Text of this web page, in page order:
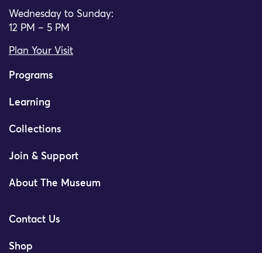
Wednesday to Sunday:
12 PM – 5 PM
Plan Your Visit
Programs
Learning
Collections
Join & Support
About The Museum
Contact Us
Shop